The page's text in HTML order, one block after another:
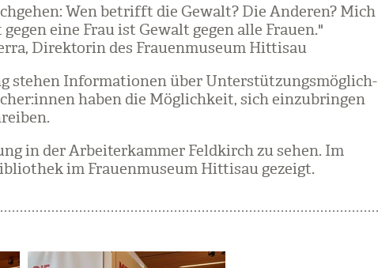
Wen betrifft die Gewalt? Die Ande­ren? Mich
eine Frau ist Gewalt gegen alle Frauen."
Direk­to­rin des Frau­en­mu­seum Hit­ti­sau
ste­hen Infor­ma­tio­nen über Unter­stüt­zungs­mög­lich­
haben die Mög­lich­keit, sich ein­zu­brin­gen
in der Arbei­ter­kam­mer Feld­kirch zu sehen. Im
im Frau­en­mu­seum Hit­ti­sau gezeigt.